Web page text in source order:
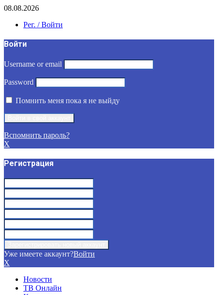
08.08.2026
Рег. / Войти
Войти
Username or email
Password
Помнить меня пока я не выйду
Вспомнить пароль?
X
Регистрация
Уже имеете аккаунт?Войти
X
Новости
ТВ Онлайн